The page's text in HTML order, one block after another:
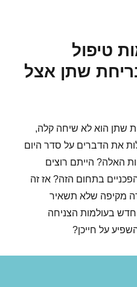
טיפול
שתן אצל
שתן הוא לא שיחה קלה,
את הדברים על סדר היום
האלה? הייתם רוצים
בתחום הזה? אז זה
מקיפה שלא תשאיר
בעולמות הצניחה
על חייכן?